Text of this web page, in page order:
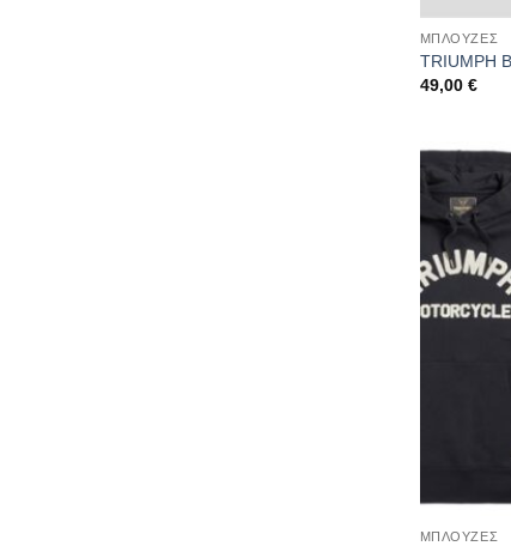
ΜΠΛΟΥΖΕΣ
TRIUMPH
49,00 €
ΜΠΛΟΥΖΕΣ